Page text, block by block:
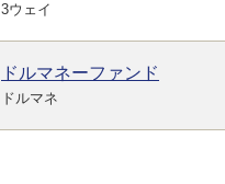
3ウェイ
ドルマネーファンド
ドルマネ